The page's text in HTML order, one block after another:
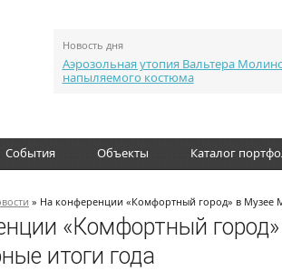
Новость дня
Аэрозольная утопия Вальтера
напыляемого костюма
События Объекты Каталог
» На конференции «Комфортный город» в Музее
«Комфортный
итоги года